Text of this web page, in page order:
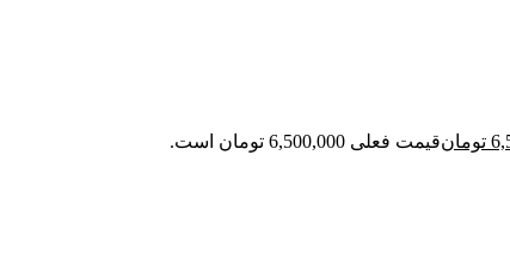
تومانقیمت فعلی 6,500,000 تومان است.